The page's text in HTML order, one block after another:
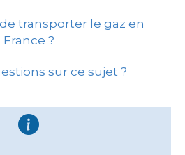
transporter le gaz en
France ?
sur ce sujet ?